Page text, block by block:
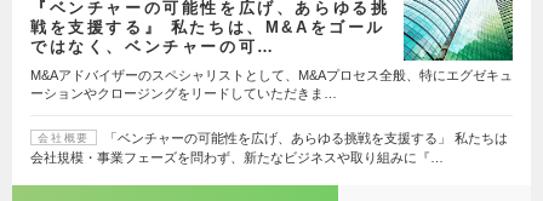
『ベンチャーの可能性を広げ、あらゆる挑
戦を支援する』 私たちは、M&Aをゴール
ではなく、ベンチャーの可…
M&Aアドバイザーのスペシャリストとして、M&Aプロセス全般、特にエグゼキュ
ーションやクロージングをリードしていただきま…
会社概要
「ベンチャーの可能性を広げ、あらゆる挑戦を支援する」 私たちは
会社規模・事業フェーズを問わず、新たなビジネスや取り組みに『…